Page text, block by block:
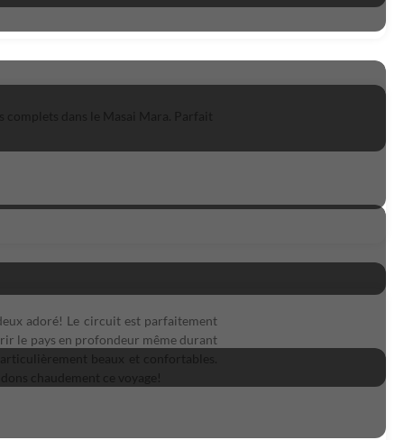
adoré! Le circuit est parfaitement
le pays en profondeur même durant